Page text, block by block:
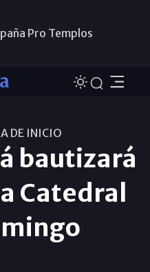
Pro Templos
DE INICIO
bautizará
Catedral